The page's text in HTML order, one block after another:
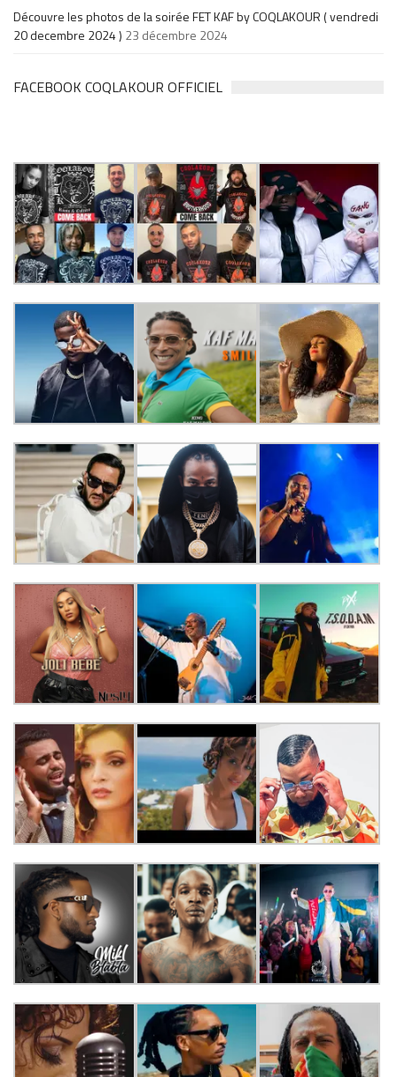
Découvre les photos de la soirée FET KAF by COQLAKOUR ( vendredi
20 decembre 2024 ) 23 décembre 2024
FACEBOOK COQLAKOUR OFFICIEL